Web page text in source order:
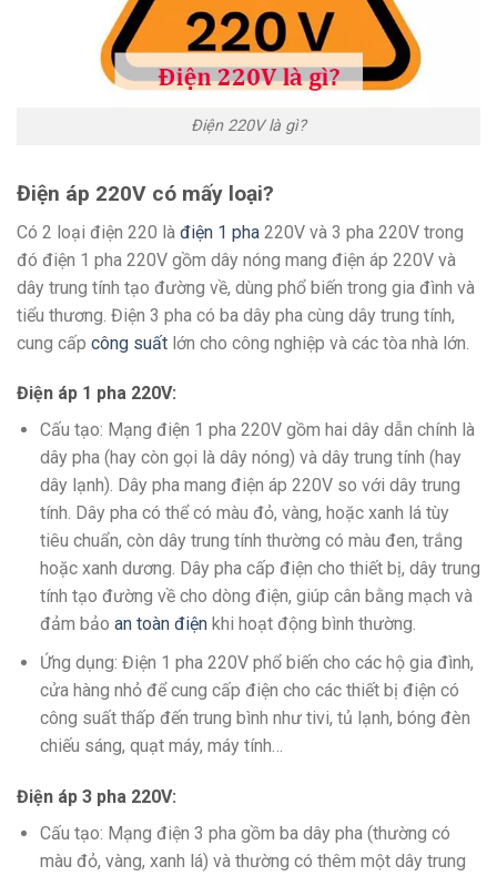
Điện 220V là gì?
Điện áp 220V có mấy loại?
Có 2 loại điện 220 là điện 1 pha 220V và 3 pha 220V trong
đó điện 1 pha 220V gồm dây nóng mang điện áp 220V và
dây trung tính tạo đường về, dùng phổ biến trong gia đình và
tiểu thương. Điện 3 pha có ba dây pha cùng dây trung tính,
cung cấp công suất lớn cho công nghiệp và các tòa nhà lớn.
Điện áp 1 pha 220V:
Cấu tạo: Mạng điện 1 pha 220V gồm hai dây dẫn chính là
dây pha (hay còn gọi là dây nóng) và dây trung tính (hay
dây lạnh). Dây pha mang điện áp 220V so với dây trung
tính. Dây pha có thể có màu đỏ, vàng, hoặc xanh lá tùy
tiêu chuẩn, còn dây trung tính thường có màu đen, trắng
hoặc xanh dương. Dây pha cấp điện cho thiết bị, dây trung
tính tạo đường về cho dòng điện, giúp cân bằng mạch và
đảm bảo an toàn điệnkhi hoạt động bình thường.
Ứng dụng: Điện 1 pha 220V phổ biến cho các hộ gia đình,
cửa hàng nhỏ để cung cấp điện cho các thiết bị điện có
công suất thấp đến trung bình như tivi, tủ lạnh, bóng đèn
chiếu sáng, quạt máy, máy tính…
Điện áp 3 pha 220V:
Cấu tạo: Mạng điện 3 pha gồm ba dây pha (thường có
màu đỏ, vàng, xanh lá) và thường có thêm một dây trung